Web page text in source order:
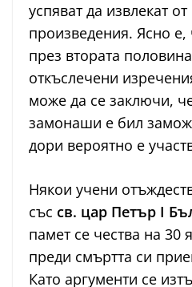
успяват да извлекат
произведения. Ясно
през втората
откъслечени
може да се заключи,
замонаши е бил
дори вероятно е
Някои учени
със св. цар Петър I
памет се чества на 30
преди смъртта си
Като аргументи се